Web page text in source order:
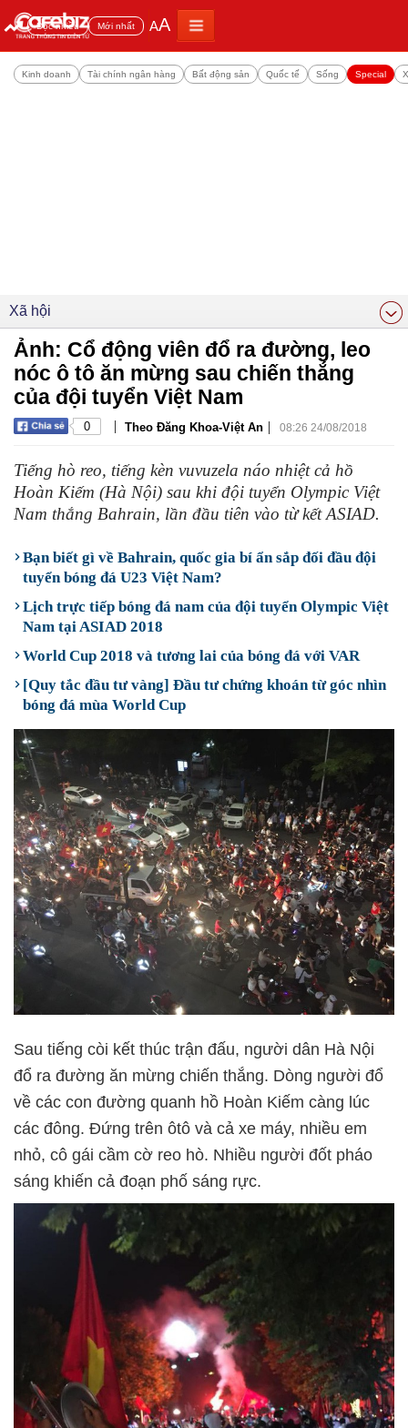
Đọc nhiều Mới nhất AA
Kinh doanh Tài chính ngân hàng Bất động sản Quốc tế Sống Special
Xã hội
Ảnh: Cổ động viên đổ ra đường, leo
nóc ô tô ăn mừng sau chiến thắng
của đội tuyển Việt Nam
0 | Theo Đăng Khoa-Việt An | 08:26 24/08/2018
Tiếng hò reo, tiếng kèn vuvuzela náo nhiệt cả hồ
Hoàn Kiếm (Hà Nội) sau khi đội tuyển Olympic Việt
Nam thắng Bahrain, lần đầu tiên vào từ kết ASIAD.
Bạn biết gì về Bahrain, quốc gia bí ẩn sắp đối đầu đội
tuyển bóng đá U23 Việt Nam?
Lịch trực tiếp bóng đá nam của đội tuyển Olympic Việt
Nam tại ASIAD 2018
World Cup 2018 và tương lai của bóng đá với VAR
[Quy tắc đầu tư vàng] Đầu tư chứng khoán từ góc nhìn
bóng đá mùa World Cup
Sau tiếng còi kết thúc trận đấu, người dân Hà Nội
đổ ra đường ăn mừng chiến thắng. Dòng người đổ
về các con đường quanh hồ Hoàn Kiếm càng lúc
các đông. Đứng trên ôtô và cả xe máy, nhiều em
nhỏ, cô gái cầm cờ reo hò. Nhiều người đốt pháo
sáng khiến cả đoạn phố sáng rực.